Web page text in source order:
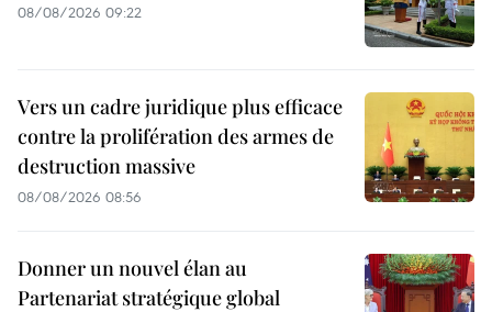
08/08/2026 09:22
Vers un cadre juridique plus efficace
contre la prolifération des armes de
destruction massive
08/08/2026 08:56
Donner un nouvel élan au
Partenariat stratégique global